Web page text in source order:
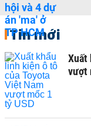
Tin mới
Xuất
vượt